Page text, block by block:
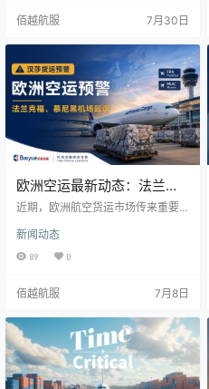
设备、人工智能相关硬件以及高价
加。由于此类货物通常具有货值
高、供应链周期短、交付要求严格
等特点，航空运输成为企业保障生
产和供应链稳定的重要选择。 与此
同时，企业对于紧急物流解决方案
佰越航服 7月30日
欧洲空运最新动态：法兰克
福与慕尼黑机场出现货运积
对？
近期，欧洲航空货运市场传来重要
o）发布运营通知称，由于货运量持
续增长以及高温天气导致的地面操
作压力，其位于德国法兰克福机场
货物处理时间已明显长于正常水
配航班的情况。 作为欧洲最重要的
航空货运运营商之一，汉莎货运此
次发布的预警，再次提醒广大进出
口企业关注欧洲空运市场动态。对
于依赖德国空运、欧洲…
新闻动态
89 0
佰越航服 7月8日